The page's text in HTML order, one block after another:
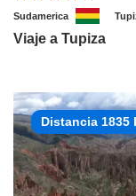
Sudamerica
Viaje a Tupiza
Distancia 1835